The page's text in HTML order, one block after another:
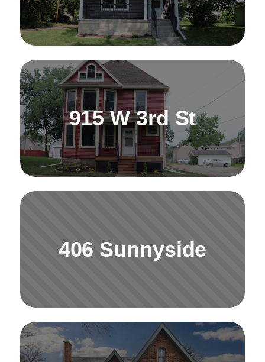
915 W 3rd St
406 Sunnyside